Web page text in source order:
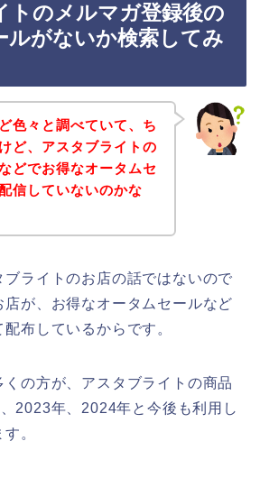
トのメルマガ登録後の
ルがないか検索してみ
色々と調べていて、ち
ど、アスタブライトの
どでお得なオータムセ
信していないのかな
ブライトのお店の話ではないので
が、お得なオータムセールなど
布しているからです。
の方が、アスタブライトの商品
2023年、2024年と今後も利用し
。